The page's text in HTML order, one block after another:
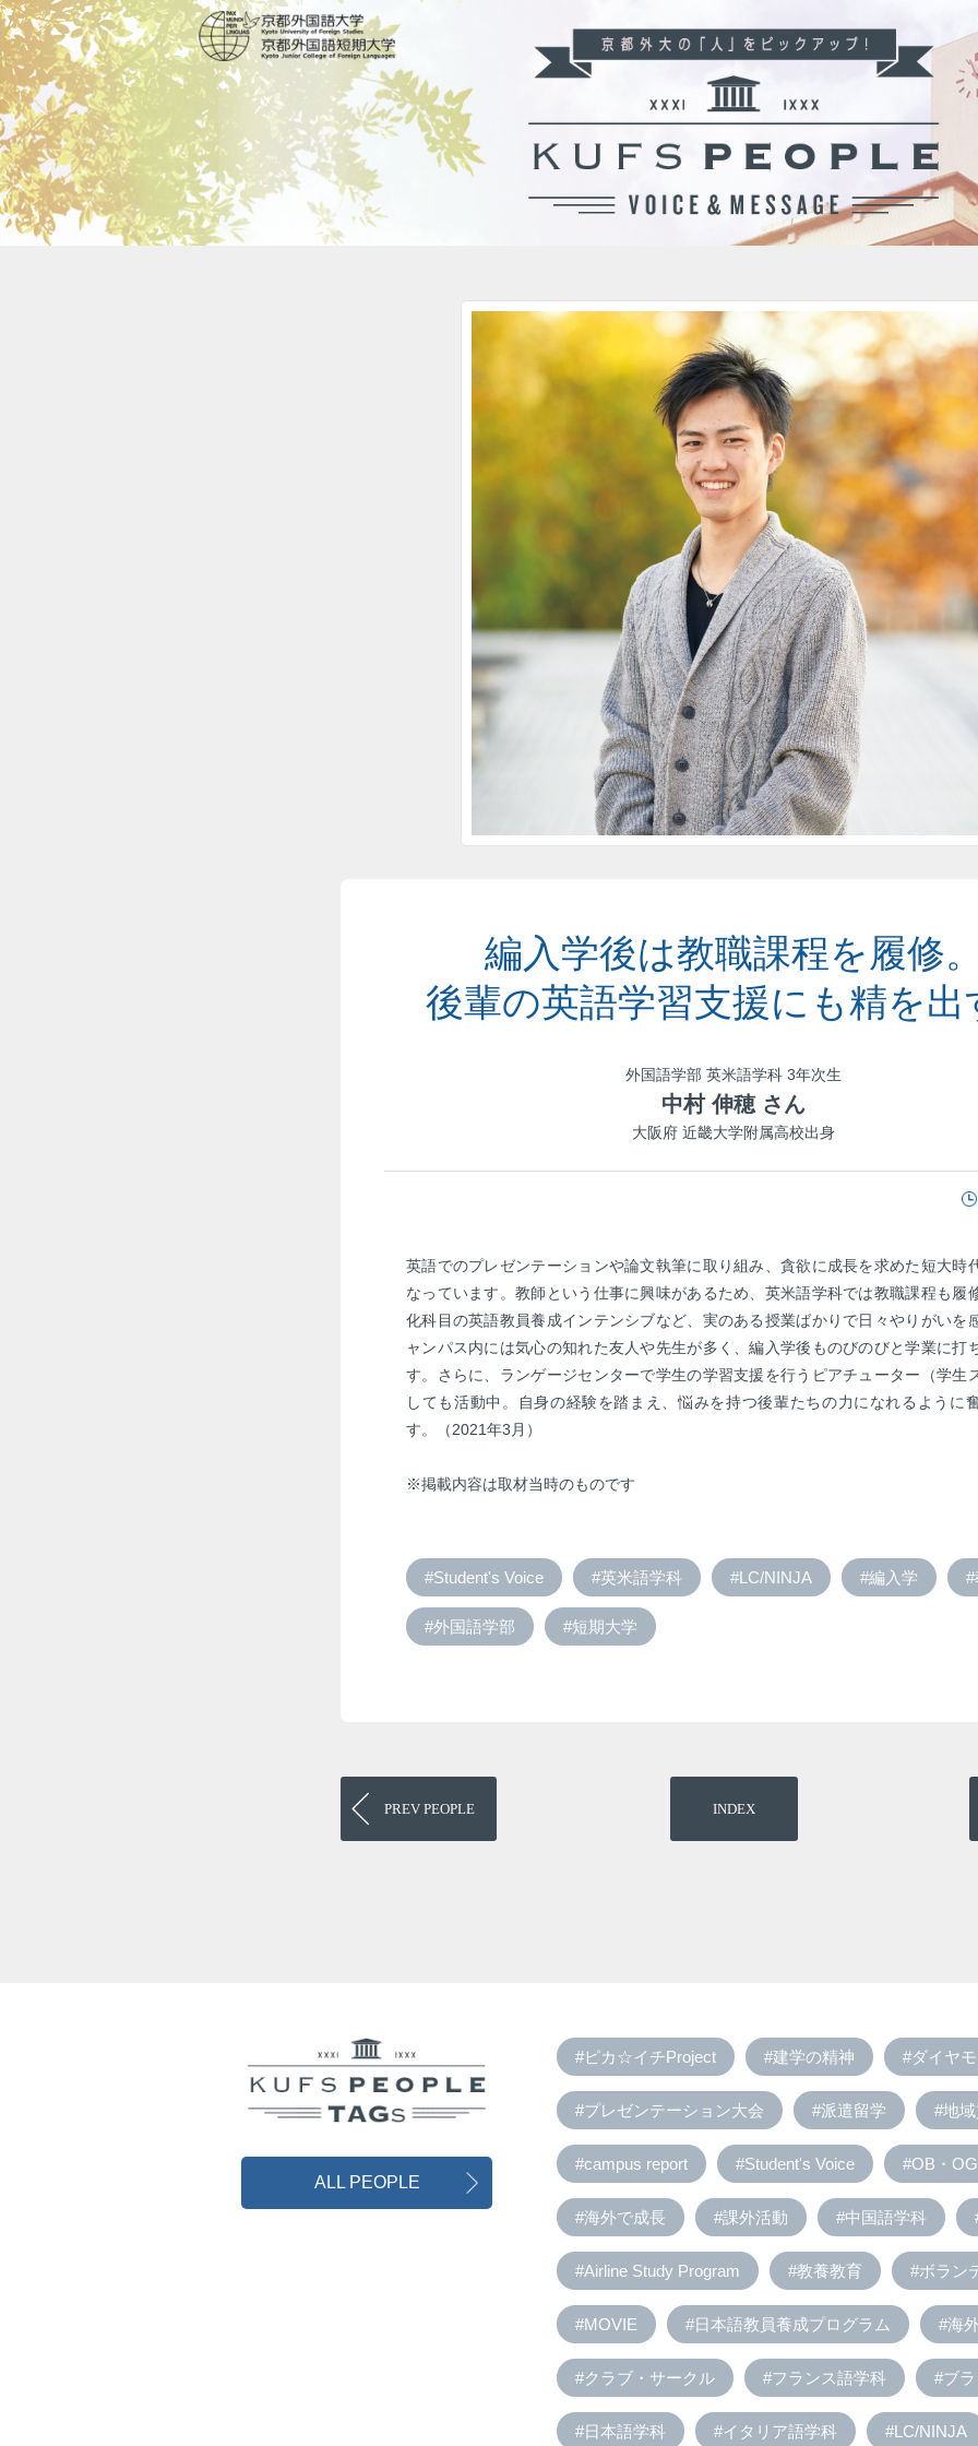
編入学後は教職課程を履修
後輩の英語学習支援にも精を出
外国語学部 英米語学科 3年次生
中村 伸穂 さん
大阪府 近畿大学附属高校出身
英語でのプレゼンテーションや論文執筆に取り組み、貪欲に成長を求めた短大時
なっています。教師という仕事に興味があるため、英米語学科では教職課程も履
化科目の英語教員養成インテンシブなど、実のある授業ばかりで日々やりがいを
ャンパス内には気心の知れた友人や先生が多く、編入学後ものびのびと学業に打
す。さらに、ランゲージセンターで学生の学習支援を行うピアチューター（学生
しても活動中。自身の経験を踏まえ、悩みを持つ後輩たちの力になれるように
す。（2021年3月）
※掲載内容は取材当時のものです
#Student's Voice #英米語学科 #LC/NINJA #編入学 #
#外国語学部 #短期大学
PREV PEOPLE INDEX
#ピカ☆イチProject #建学の精神 #ダイヤ
#プレゼンテーション大会 #派遣留学 #地
#campus report #Student's Voice #OB・
#海外で成長 #課外活動 #中国語学科
#Airline Study Program #教養教育 #ボラン
#MOVIE #日本語教員養成プログラム #海
#クラブ・サークル #フランス語学科 #ブ
#日本語学科 #イタリア語学科 #LC/NINJA
ALL PEOPLE